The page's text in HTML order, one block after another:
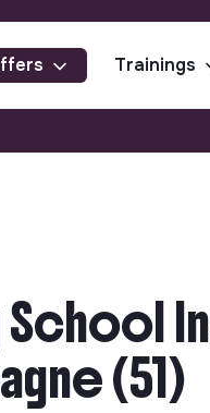
Trainings
School
(51)